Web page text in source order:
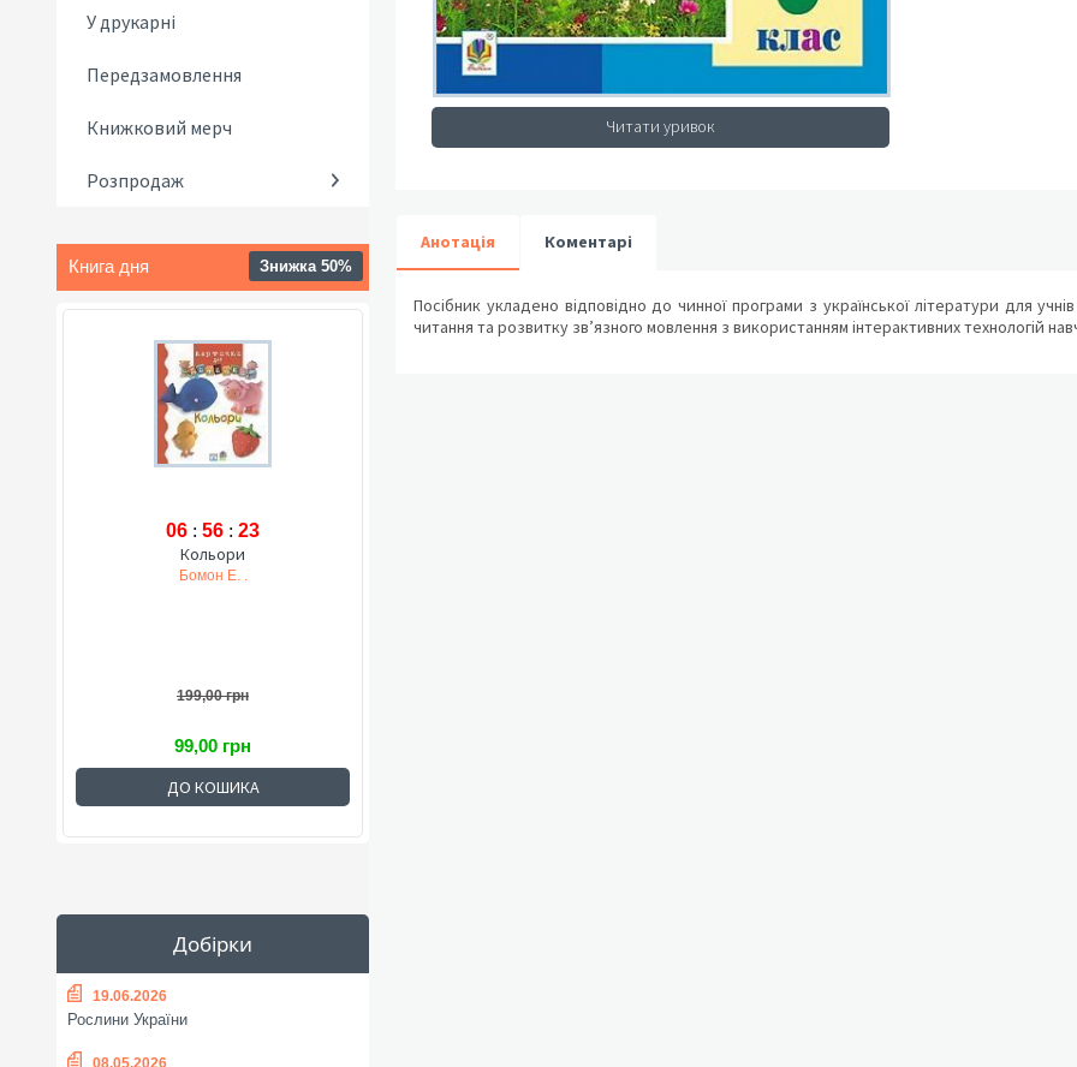
У друкарні
Передзамовлення
Книжковий мерч
Розпродаж
Книга дня Знижка 50%
06 : 56 : 22
Кольори
Бомон Е. .
199,00 грн
99,00 грн
ДО КОШИКА
Добірки
19.06.2026
Рослини України
08.05.2026
Читати уривок
Анотація Коментарі
Посібник укладено відповідно до чинної програми з української літератури для
читання та розвитку зв’язного мовлення з використанням інтерактивних технологій